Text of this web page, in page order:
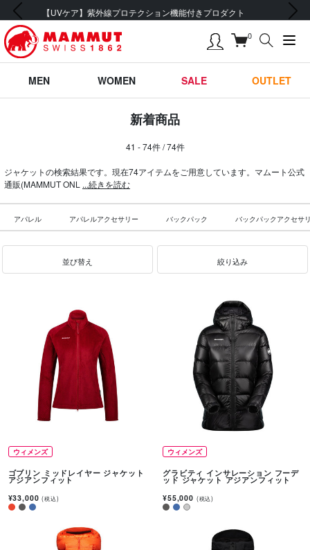
会員登録で【5,500円 (税込) 以上 送料無料】
前の画像 次の画像
0
MEN WOMEN SALE OUTLET
新着商品
41 - 74件 / 74件
ジャケットの検索結果です。現在74アイテムをご用意しています。マムート公式
通販(MAMMUT ONL ...続きを読む
アパレル アパレルアクセサリー バックパック バックパックアクセサ
並び替え 絞り込み
ウィメンズ
ゴブリン ミッドレイヤー ジャケット
アジアンフィット
¥33,000(税込)
ウィメンズ
グラビティ インサレーション フーデ
ッド ジャケット アジアンフィット
¥55,000 (税込)